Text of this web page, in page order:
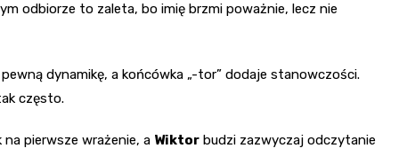
odbiorze to zaleta, bo imię brzmi poważnie, lecz nie
dynamikę, a końcówka „-tor” dodaje stanowczości.
często.
na pierwsze wrażenie, a Wiktor budzi zazwyczaj odczytanie